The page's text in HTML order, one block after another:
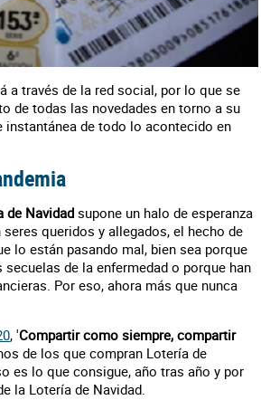
a través de la red social, por lo que se
de todas las novedades en torno a su
instantánea de todo lo acontecido en
de Navidadsupone un halo de esperanza
queridos y allegados, el hecho de
lo están pasando mal, bien sea porque
de la enfermedad o porque han
Por eso, ahora más que nunca
, 'Compartir como siempre, compartir
de los que compran Lotería de
es lo que consigue, año tras año y por
la Lotería de Navidad.